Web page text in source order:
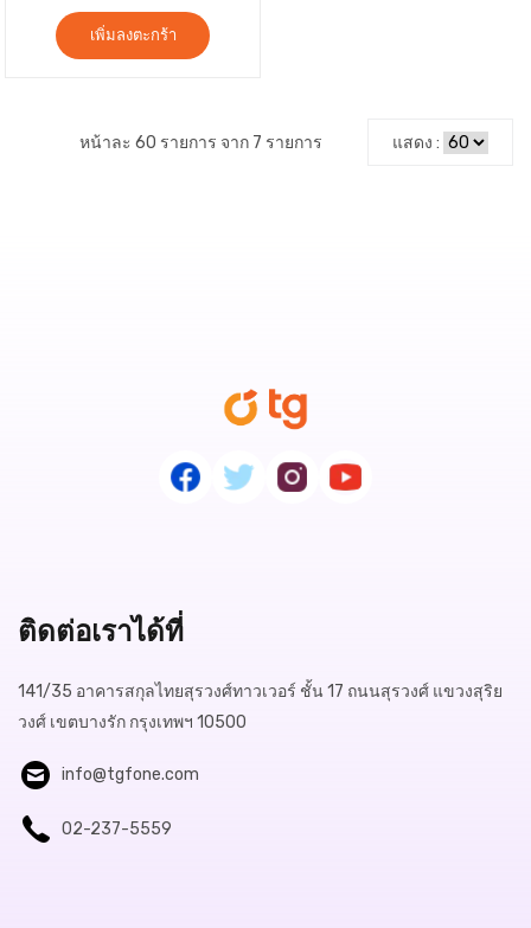
เพิ่มลงตะกร้า
หน้าละ 60 รายการ จาก 7 รายการ แสดง :
ติดต่อเราได้ที่
141/35 อาคารสกุลไทยสุรวงศ์ทาวเวอร์ ชั้น 17 ถนนสุรวงศ์ แขวงสุริย
วงศ์ เขตบางรัก กรุงเทพฯ 10500
info@tgfone.com
02-237-5559